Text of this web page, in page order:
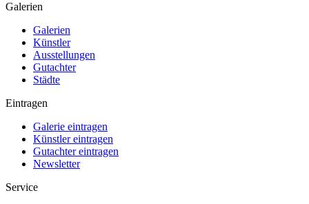
Galerien
Galerien
Künstler
Ausstellungen
Gutachter
Städte
Eintragen
Galerie eintragen
Künstler eintragen
Gutachter eintragen
Newsletter
Service